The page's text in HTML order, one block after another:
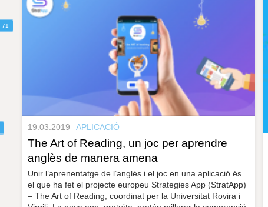
19.03.2019 APLICACIÓ
The Art of Reading, un joc per aprendre
anglès de manera amena
Unir l’aprenentatge de l’anglès i el joc en una aplicació és
el que ha fet el projecte europeu Strategies App (StratApp)
– The Art of Reading, coordinat per la Universitat Rovira i
71